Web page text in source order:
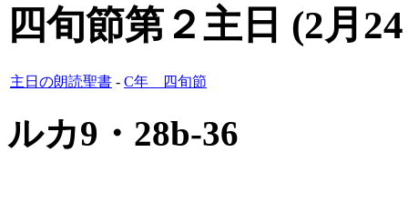
四旬節第２主日 (2月
主日の朗読聖書 - C年 四旬節
ルカ9・28b-36